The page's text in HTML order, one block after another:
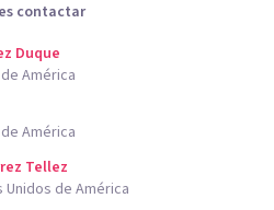
contactar
Duque
América
América
Tellez
Unidos de América